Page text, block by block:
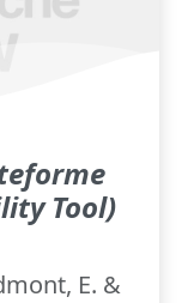
Tool)
E. &